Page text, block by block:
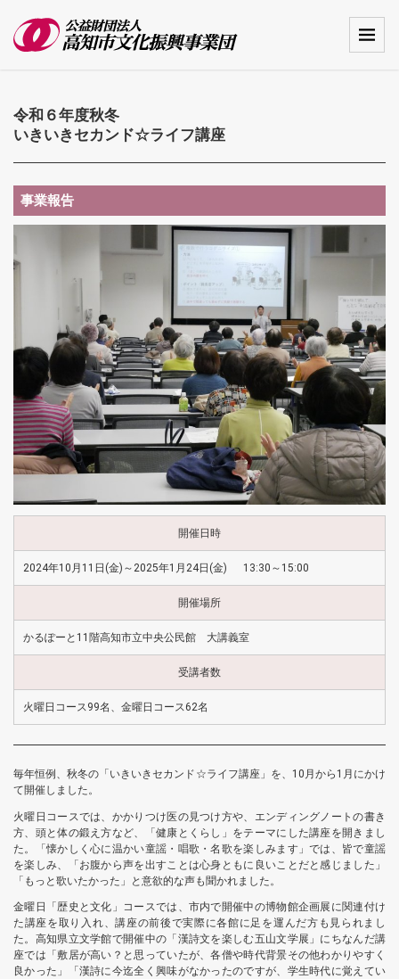
令和６年度秋冬
いきいきセカンド☆ライフ講座
事業報告
開催日時
2024年10月11日(金)～2025年1月24日(金) 13:30～15:00
開催場所
かるぽーと11階高知市立中央公民館 大講義室
受講者数
火曜日コース99名、金曜日コース62名
毎年恒例、秋冬の「いきいきセカンド☆ライフ講座」を、10月から1月にかけ
て開催しました。
火曜日コースでは、かかりつけ医の見つけ方や、エンディングノートの書き
方、頭と体の鍛え方など、「健康とくらし」をテーマにした講座を開きまし
た。「懐かしく心に温かい童謡・唱歌・名歌を楽しみます」では、皆で童謡
を楽しみ、「お腹から声を出すことは心身ともに良いことだと感じました」
「もっと歌いたかった」と意欲的な声も聞かれました。
金曜日「歴史と文化」コースでは、市内で開催中の博物館企画展に関連付け
た講座を取り入れ、講座の前後で実際に各館に足を運んだ方も見られまし
た。高知県立文学館で開催中の「漢詩文を楽しむ五山文学展」にちなんだ講
座では「敷居が高い？と思っていたが、各僧や時代背景その他わかりやすく
良かった」「漢詩に今迄全く興味がなかったのですが、学生時代に覚えてい